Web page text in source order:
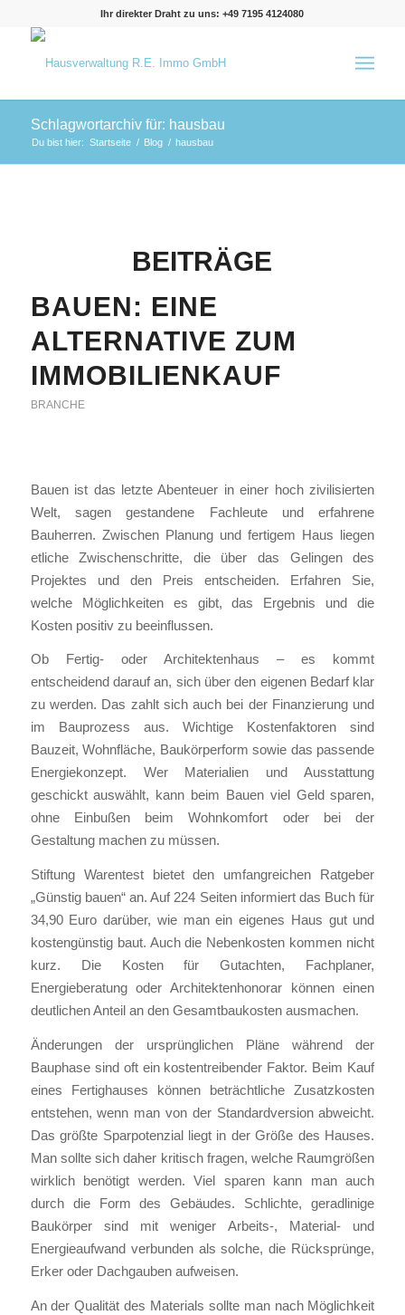
Ihr direkter Draht zu uns: +49 7195 4124080
Schlagwortarchiv für: hausbau
Du bist hier: Startseite / Blog / hausbau
BEITRÄGE
BAUEN: EINE
ALTERNATIVE ZUM
IMMOBILIENKAUF
BRANCHE
Bauen ist das letzte Abenteuer in einer hoch zivilisierten
Welt, sagen gestandene Fachleute und erfahrene
Bauherren. Zwischen Planung und fertigem Haus liegen
etliche Zwischenschritte, die über das Gelingen des
Projektes und den Preis entscheiden. Erfahren Sie,
welche Möglichkeiten es gibt, das Ergebnis und die
Kosten positiv zu beeinflussen.
Ob Fertig- oder Architektenhaus – es kommt
entscheidend darauf an, sich über den eigenen Bedarf klar
zu werden. Das zahlt sich auch bei der Finanzierung und
im Bauprozess aus. Wichtige Kostenfaktoren sind
Bauzeit, Wohnfläche, Baukörperform sowie das passende
Energiekonzept. Wer Materialien und Ausstattung
geschickt auswählt, kann beim Bauen viel Geld sparen,
ohne Einbußen beim Wohnkomfort oder bei der
Gestaltung machen zu müssen.
Stiftung Warentest bietet den umfangreichen Ratgeber
„Günstig bauen“ an. Auf 224 Seiten informiert das Buch für
34,90 Euro darüber, wie man ein eigenes Haus gut und
kostengünstig baut. Auch die Nebenkosten kommen nicht
kurz. Die Kosten für Gutachten, Fachplaner,
Energieberatung oder Architektenhonorar können einen
deutlichen Anteil an den Gesamtbaukosten ausmachen.
Änderungen der ursprünglichen Pläne während der
Bauphase sind oft ein kostentreibender Faktor. Beim Kauf
eines Fertighauses können beträchtliche Zusatzkosten
entstehen, wenn man von der Standardversion abweicht.
Das größte Sparpotenzial liegt in der Größe des Hauses.
Man sollte sich daher kritisch fragen, welche Raumgrößen
wirklich benötigt werden. Viel sparen kann man auch
durch die Form des Gebäudes. Schlichte, geradlinige
Baukörper sind mit weniger Arbeits-, Material- und
Energieaufwand verbunden als solche, die Rücksprünge,
Erker oder Dachgauben aufweisen.
An der Qualität des Materials sollte man nach Möglichkeit